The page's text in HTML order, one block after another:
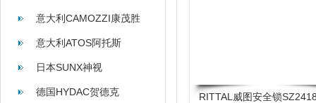
意大利CAMOZZI康茂胜
意大利ATOS阿托斯
日本SUNX神视
德国HYDAC贺德克
RITTAL威图安全锁